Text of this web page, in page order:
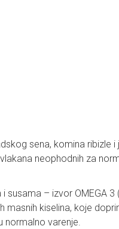
sena, komina ribizle
neophodnih za
i susama – izvor OMEGA 3
masnih kiselina, koje
normalno varenje.